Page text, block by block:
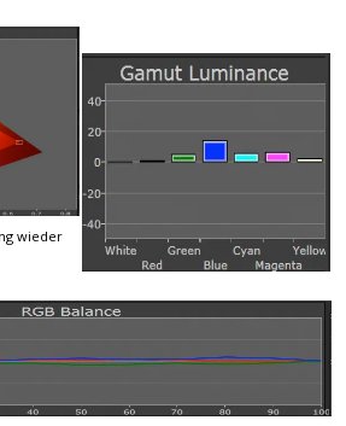
wieder